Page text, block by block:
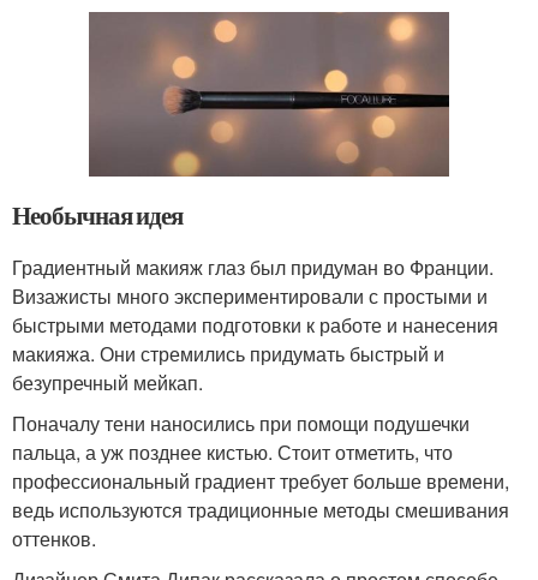
Необычная идея
Градиентный макияж глаз был придуман во Франции.
Визажисты много экспериментировали с простыми и
быстрыми методами подготовки к работе и нанесения
макияжа. Они стремились придумать быстрый и
безупречный мейкап.
Поначалу тени наносились при помощи подушечки
пальца, а уж позднее кистью. Стоит отметить, что
профессиональный градиент требует больше времени,
ведь используются традиционные методы смешивания
оттенков.